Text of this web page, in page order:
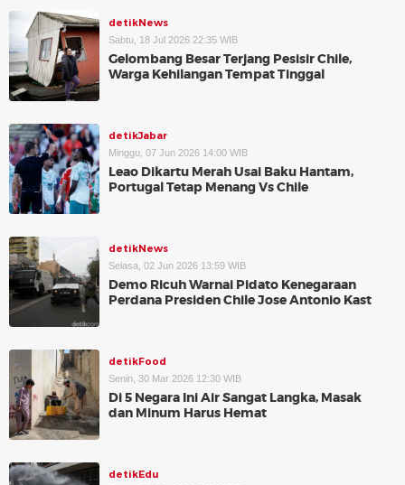
detikNews
Sabtu, 18 Jul 2026 22:35 WIB
Gelombang Besar Terjang Pesisir Chile,
Warga Kehilangan Tempat Tinggal
detikJabar
Minggu, 07 Jun 2026 14:00 WIB
Leao Dikartu Merah Usai Baku Hantam,
Portugal Tetap Menang Vs Chile
detikNews
Selasa, 02 Jun 2026 13:59 WIB
Demo Ricuh Warnai Pidato Kenegaraan
Perdana Presiden Chile Jose Antonio Kast
detikFood
Senin, 30 Mar 2026 12:30 WIB
Di 5 Negara Ini Air Sangat Langka, Masak
dan Minum Harus Hemat
detikEdu